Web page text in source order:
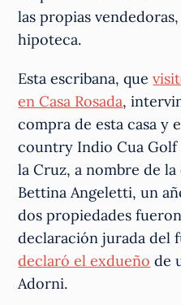
las propias
hipoteca.
Esta escribana, que
en Casa Rosada,
compra de esta casa y
country Indio Cua Golf
la Cruz, a nombre de
Bettina Angeletti, un
dos propiedades
declaración jurada del
declaró el exdueño de
Adorni.